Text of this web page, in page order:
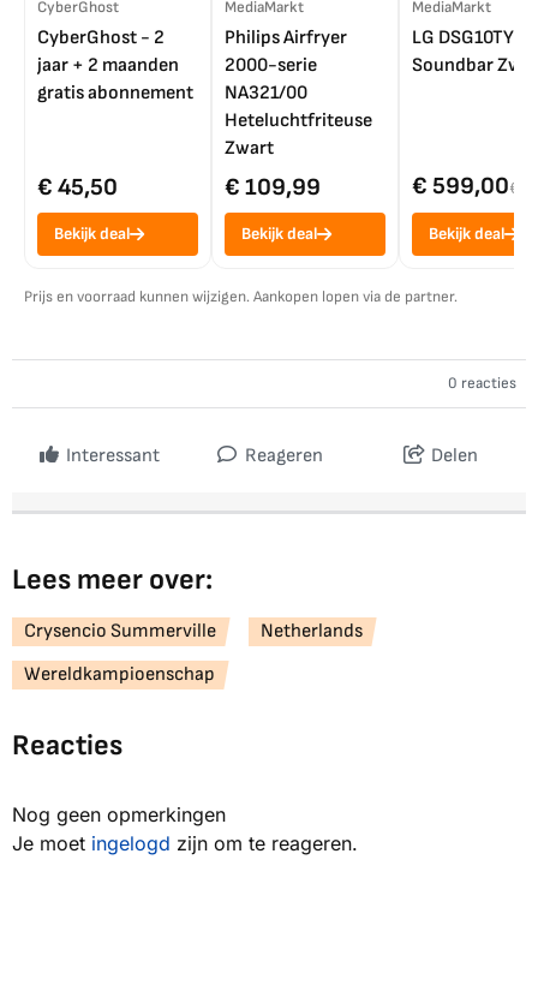
CyberGhost
CyberGhost - 2
jaar + 2 maanden
gratis abonnement
€ 45,50
Bekijk deal
MediaMarkt
Philips Airfryer
2000-serie
NA321/00
Heteluchtfriteuse
Zwart
€ 109,99
Bekijk deal
MediaMarkt
LG DSG10TY
Soundbar
€ 599,00€
Bekijk deal
Prijs en voorraad kunnen wijzigen. Aankopen lopen via de partner.
0 reacties
Interessant Reageren Delen
Lees meer over:
Crysencio Summerville
Netherlands
Wereldkampioenschap
Reacties
Nog geen opmerkingen
Je moet ingelogd zijn om te reageren.